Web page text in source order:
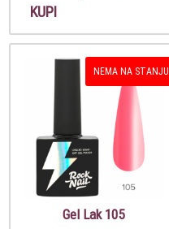
KUPI
NEMA NA STANJU
Gel Lak 105